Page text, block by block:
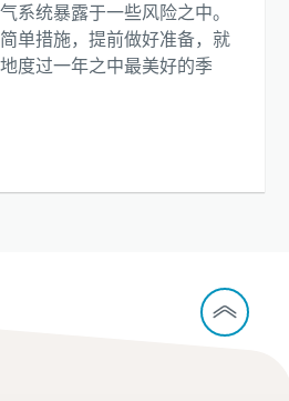
系统暴露于一些风险之中。
单措施，提前做好准备，就
度过一年之中最美好的季